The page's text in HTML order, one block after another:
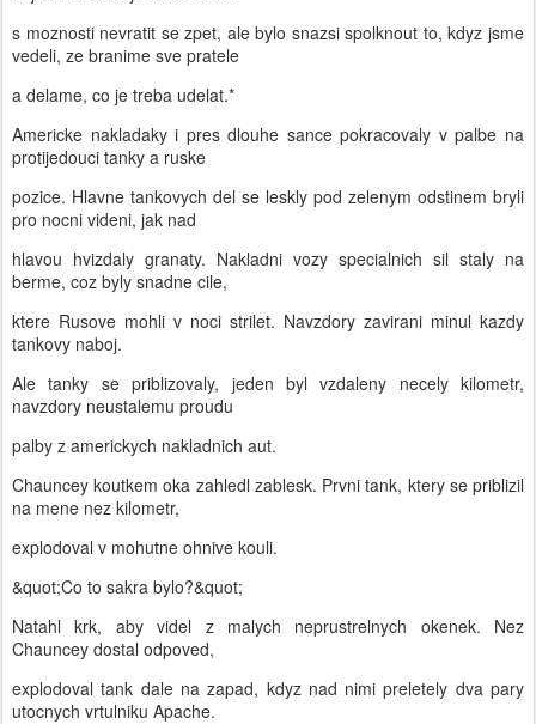
s moznosti nevratit se zpet, ale bylo snazsi spolknout to, kdyz jsme
vedeli, ze branime sve pratele
a delame, co je treba udelat.*
Americke nakladaky i pres dlouhe sance pokracovaly v palbe na
protijedouci tanky a ruske
pozice. Hlavne tankovych del se leskly pod zelenym odstinem bryli
pro nocni videni, jak nad
hlavou hvizdaly granaty. Nakladni vozy specialnich sil staly na
berme, coz byly snadne cile,
ktere Rusove mohli v noci strilet. Navzdory zavirani minul kazdy
tankovy naboj.
Ale tanky se priblizovaly, jeden byl vzdaleny necely kilometr,
navzdory neustalemu proudu
palby z americkych nakladnich aut.
Chauncey koutkem oka zahledl zablesk. Prvni tank, ktery se priblizil
na mene nez kilometr,
explodoval v mohutne ohnive kouli.
&quot;Co to sakra bylo?&quot;
Natahl krk, aby videl z malych neprustrelnych okenek. Nez
Chauncey dostal odpoved,
explodoval tank dale na zapad, kdyz nad nimi preletely dva pary
utocnych vrtulniku Apache.